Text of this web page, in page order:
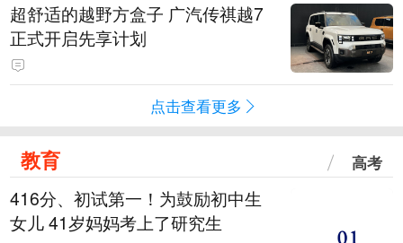
超舒适的越野方盒子 广汽传祺越7
正式开启先享计划
点击查看更多
教育 高考
416分、初试第一！为鼓励初中生
女儿 41岁妈妈考上了研究生